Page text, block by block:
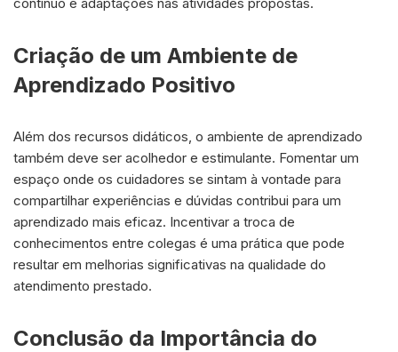
Criação de um Ambiente de
Aprendizado Positivo
Além dos recursos didáticos, o ambiente de aprendizado
também deve ser acolhedor e estimulante. Fomentar um
espaço onde os cuidadores se sintam à vontade para
compartilhar experiências e dúvidas contribui para um
aprendizado mais eficaz. Incentivar a troca de
conhecimentos entre colegas é uma prática que pode
resultar em melhorias significativas na qualidade do
atendimento prestado.
Conclusão da Importância do